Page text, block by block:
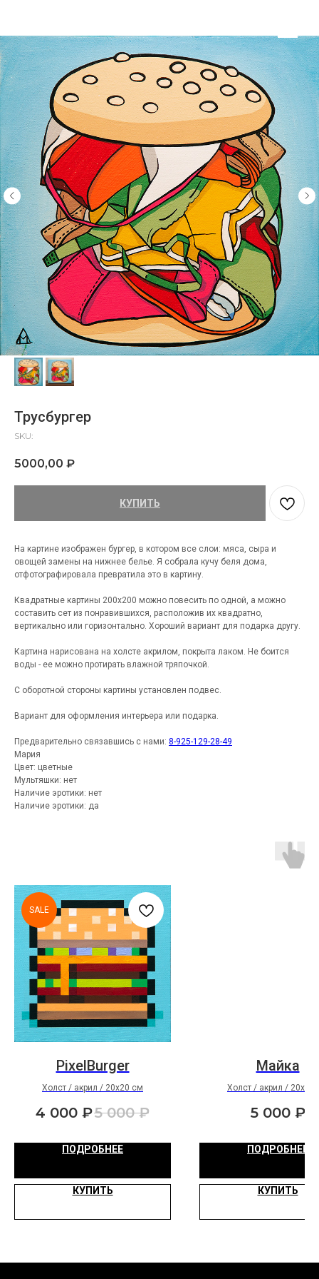
Трусбургер
SKU:
5000,00 ₽
КУПИТЬ
На картине изображен бургер, в котором все слои: мяса, сыра и
овощей замены на нижнее белье. Я собрала кучу беля дома,
отфотографировала превратила это в картину.
Квадратные картины 200x200 можно повесить по одной, а можно
составить сет из понравившихся, расположив их квадратно,
вертикально или горизонтально. Хороший вариант для подарка другу.
Картина нарисована на холсте акрилом, покрыта лаком. Не боится
воды - ее можно протирать влажной тряпочкой.
С оборотной стороны картины установлен подвес.
Вариант для оформления интерьера или подарка.
Предварительно связавшись с нами: 8-925-129-28-49
Мария
Цвет: цветные
Мультяшки: нет
Наличие эротики: нет
Наличие эротики: да
SALE
PixelBurger
Холст / акрил / 20х20 см
4 000 ₽5 000 ₽
ПОДРОБНЕЕ
КУПИТЬ
Майка
Холст / акрил / 20х20
5 000 ₽
ПОДРОБНЕЕ
КУПИТЬ